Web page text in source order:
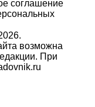
соглашение
возможна
При